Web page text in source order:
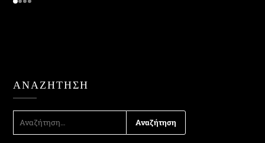
ΑΝΑΖΉΤΗΣΗ
ΑΝΑΖΉΤΗΣΗ
ΓΙΑ: